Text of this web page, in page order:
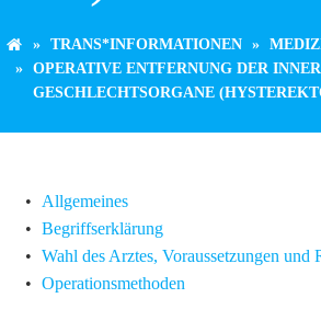
TRANS*INFORMATIONEN
OPERATIVE ENTFERNUNG DER
GESCHLECHTSORGANE
Allgemeines
Begriffserklärung
Wahl des Arztes, Voraussetzungen und
Operationsmethoden